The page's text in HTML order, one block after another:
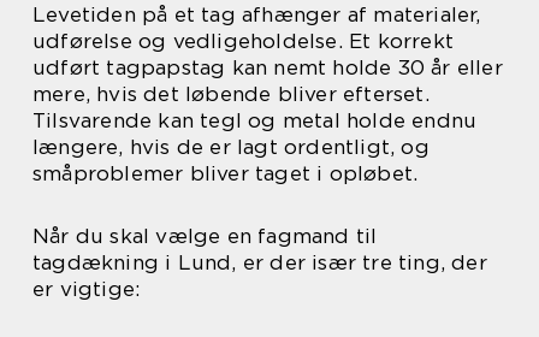
Levetiden på et tag afhænger af materialer,
udførelse og vedligeholdelse. Et korrekt
udført tagpapstag kan nemt holde 30 år eller
mere, hvis det løbende bliver efterset.
Tilsvarende kan tegl og metal holde endnu
længere, hvis de er lagt ordentligt, og
småproblemer bliver taget i opløbet.
Når du skal vælge en fagmand til
tagdækning i Lund, er der især tre ting, der
er vigtige: